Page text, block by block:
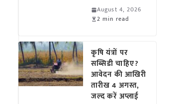
August 4, 2026
2 min read
कृषि यंत्रों पर
सब्सिडी चाहिए?
आवेदन की आखिरी
तारीख 4 अगस्त,
जल्द करें अप्लाई